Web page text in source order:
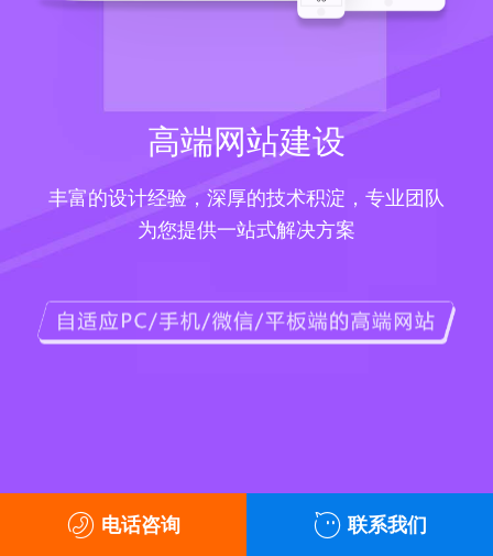
高端网站建设
丰富的设计经验，深厚的技术积淀，专业团队
为您提供一站式解决方案
电话咨询 联系我们